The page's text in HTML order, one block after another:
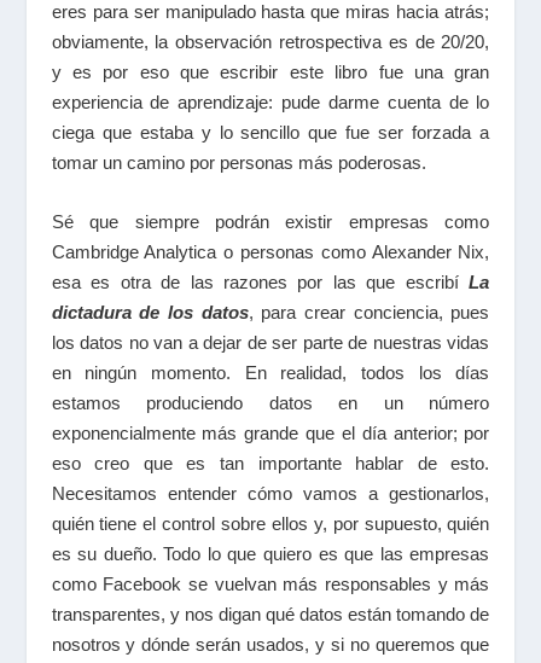
eres para ser manipulado hasta que miras hacia atrás;
obviamente, la observación retrospectiva es de 20/20,
y es por eso que escribir este libro fue una gran
experiencia de aprendizaje: pude darme cuenta de lo
ciega que estaba y lo sencillo que fue ser forzada a
tomar un camino por personas más poderosas.
Sé que siempre podrán existir empresas como
Cambridge Analytica o personas como Alexander Nix,
esa es otra de las razones por las que escribíLa
dictadura de los datos, para crear conciencia, pues
los datos no van a dejar de ser parte de nuestras vidas
en ningún momento. En realidad, todos los días
estamos produciendo datos en un número
exponencialmente más grande que el día anterior; por
eso creo que es tan importante hablar de esto.
Necesitamos entender cómo vamos a gestionarlos,
quién tiene el control sobre ellos y, por supuesto, quién
es su dueño. Todo lo que quiero es que las empresas
como Facebook se vuelvan más responsables y más
transparentes, y nos digan qué datos están tomando de
nosotros y dónde serán usados, y si no queremos que